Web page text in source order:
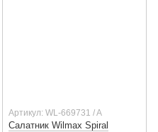
Артикул: WL-669731 / A
Салатник Wilmax Spiral